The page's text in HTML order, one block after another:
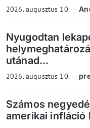
2026. augusztus 10.
Nyugodtan
utánad...
2026. augusztus 10.
Számos
amerikai infláció